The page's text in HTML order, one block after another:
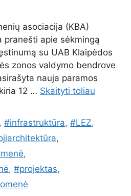
asociacija (KBA)
pranešti apie sėkmingą
su UAB Klaipėdos
zonos valdymo bendrove
nauja paramos
12 … Skaityti toliau
,#infrastruktūra,#LEZ,
,
,
, #projektas,